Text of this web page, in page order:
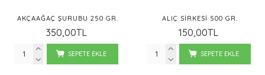
AKÇAAĞAÇ ŞURUBU 250 GR.
350,00TL
SEPETE EKLE
ALIÇ SIRKESI 500 GR.
150,00TL
SEPETE EKLE